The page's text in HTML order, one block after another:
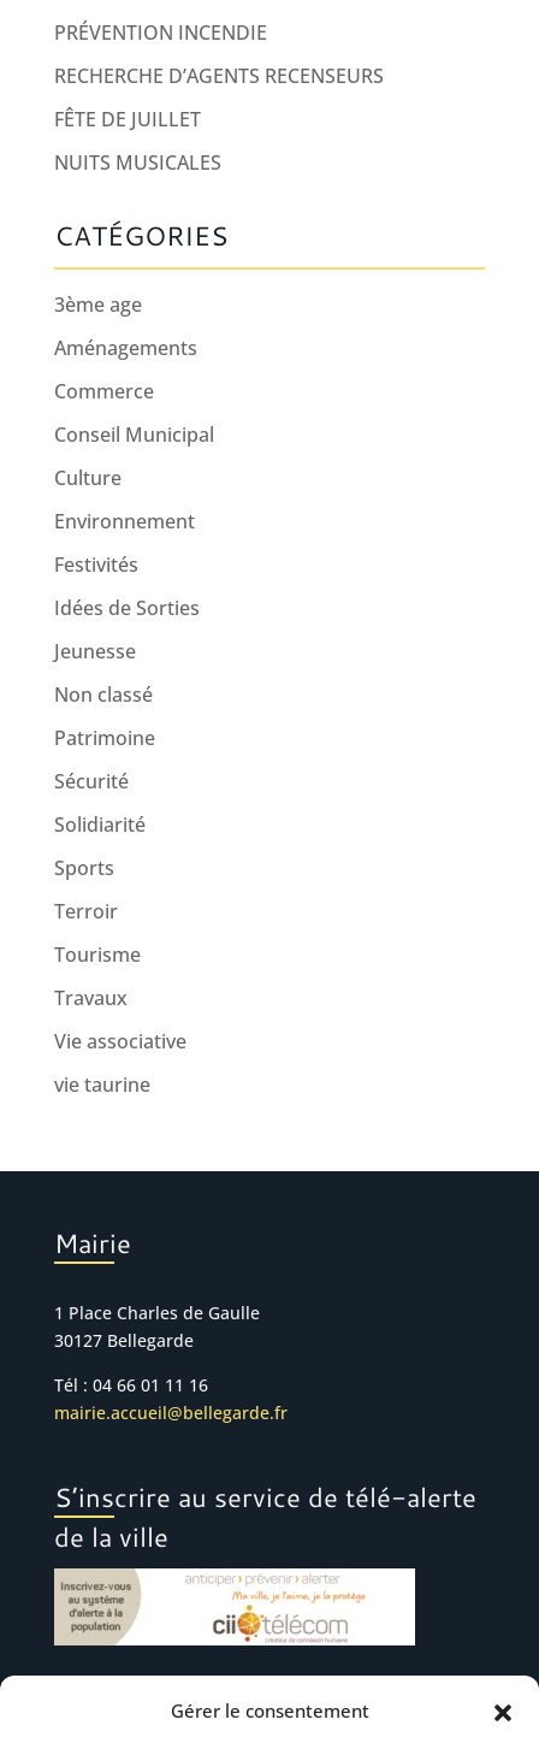
Gérer le consentement
PRÉVENTION INCENDIE
RECHERCHE D’AGENTS RECENSEURS
FÊTE DE JUILLET
NUITS MUSICALES
CATÉGORIES
3ème age
Aménagements
Commerce
Conseil Municipal
Culture
Environnement
Festivités
Idées de Sorties
Jeunesse
Non classé
Patrimoine
Sécurité
Solidiarité
Sports
Terroir
Tourisme
Travaux
Vie associative
vie taurine
Mairie
1 Place Charles de Gaulle
30127 Bellegarde
Tél : 04 66 01 11 16
mairie.accueil@bellegarde.fr
S’inscrire au service de télé-alerte
de la ville
Suivez-nous